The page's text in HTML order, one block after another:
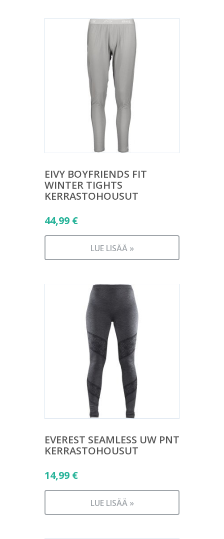
EIVY BOYFRIENDS FIT
WINTER TIGHTS
KERRASTOHOUSUT
44,99 €
LUE LISÄÄ »
EVEREST SEAMLESS UW PNT
KERRASTOHOUSUT
14,99 €
LUE LISÄÄ »